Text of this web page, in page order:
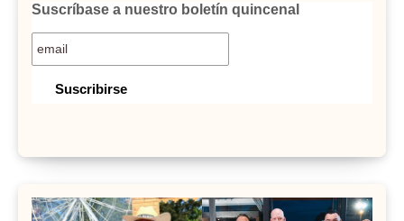
Suscríbase a nuestro boletín quincenal